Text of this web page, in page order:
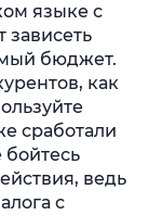
языке с
зависеть
бюджет.
как
сработали
ведь
с